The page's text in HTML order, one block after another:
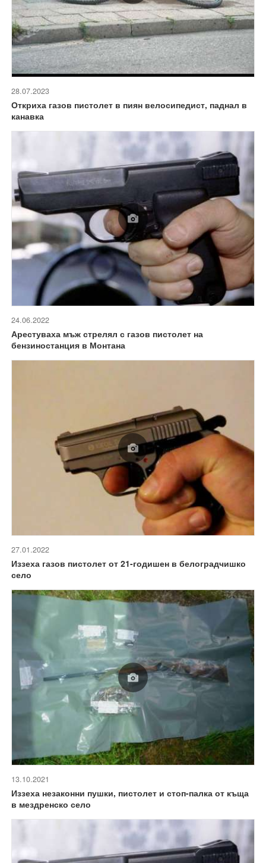
28.07.2023
Откриха газов пистолет в пиян велосипедист, паднал в
канавка
24.06.2022
Арестуваха мъж стрелял с газов пистолет на
бензиностанция в Монтана
27.01.2022
Иззеха газов пистолет от 21-годишен в белоградчишко
село
13.10.2021
Иззеха незаконни пушки, пистолет и стоп-палка от къща
в мездренско село